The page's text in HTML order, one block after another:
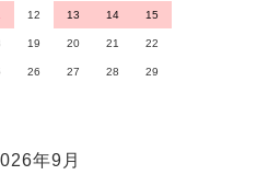
12 13 14 15
19 20 21 22
26 27 28 29
年9月